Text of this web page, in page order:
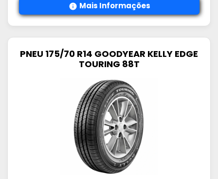
Mais Informações
PNEU 175/70 R14 GOODYEAR KELLY EDGE
TOURING 88T